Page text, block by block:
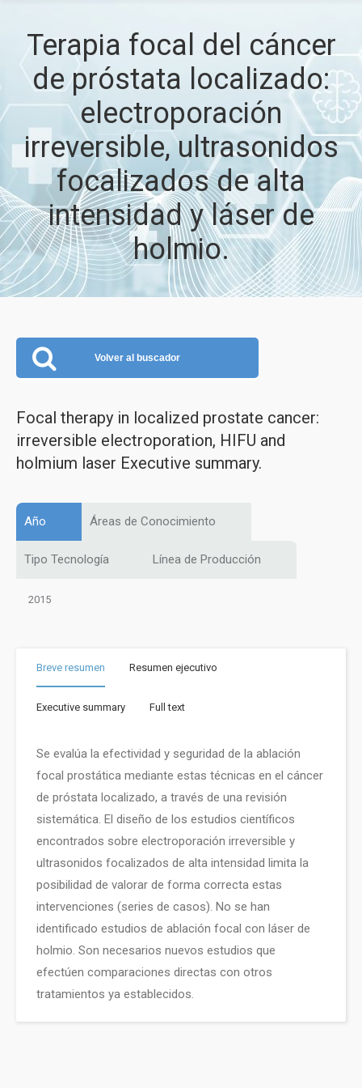
Terapia focal del cáncer
de próstata localizado:
electroporación
irreversible, ultrasonidos
focalizados de alta
intensidad y láser de
holmio.
Volver al buscador
Focal therapy in localized prostate cancer:
irreversible electroporation, HIFU and
holmium laser Executive summary.
Año Áreas de Conocimiento
Tipo Tecnología Línea de Producción
2015
Breve resumen Resumen ejecutivo
Executive summary Full text
Se evalúa la efectividad y seguridad de la ablación
focal prostática mediante estas técnicas en el cáncer
de próstata localizado, a través de una revisión
sistemática. El diseño de los estudios científicos
encontrados sobre electroporación irreversible y
ultrasonidos focalizados de alta intensidad limita la
posibilidad de valorar de forma correcta estas
intervenciones (series de casos). No se han
identificado estudios de ablación focal con láser de
holmio. Son necesarios nuevos estudios que
efectúen comparaciones directas con otros
tratamientos ya establecidos.